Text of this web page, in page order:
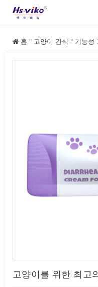
홈 " 고양이 간식 " 기능성
고양이를 위한 최고